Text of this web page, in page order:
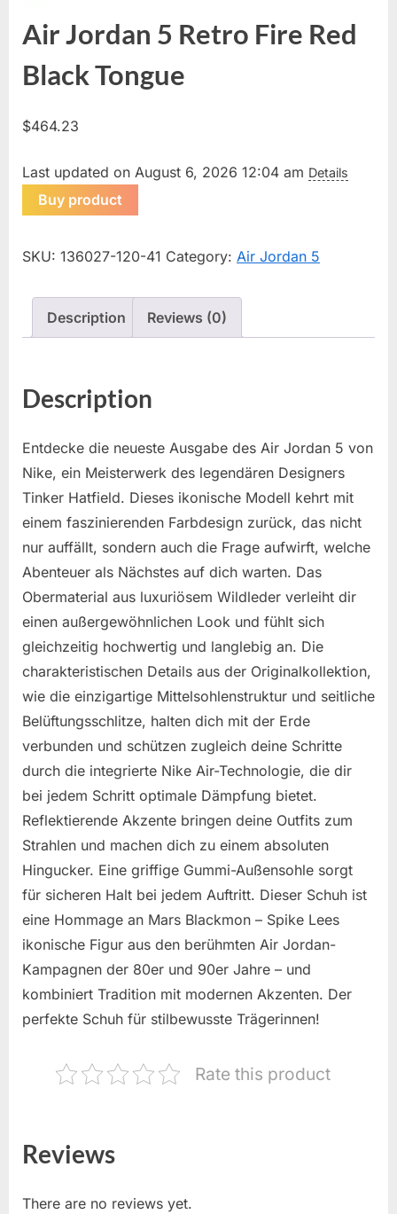
Air Jordan 5 Retro Fire Red
Black Tongue
$464.23
Last updated on August 6, 2026 12:04 am Details
Buy product
SKU: 136027-120-41 Category: Air Jordan 5
Description Reviews (0)
Description
Entdecke die neueste Ausgabe des Air Jordan 5 von
Nike, ein Meisterwerk des legendären Designers
Tinker Hatfield. Dieses ikonische Modell kehrt mit
einem faszinierenden Farbdesign zurück, das nicht
nur auffällt, sondern auch die Frage aufwirft, welche
Abenteuer als Nächstes auf dich warten. Das
Obermaterial aus luxuriösem Wildleder verleiht dir
einen außergewöhnlichen Look und fühlt sich
gleichzeitig hochwertig und langlebig an. Die
charakteristischen Details aus der Originalkollektion,
wie die einzigartige Mittelsohlenstruktur und seitliche
Belüftungsschlitze, halten dich mit der Erde
verbunden und schützen zugleich deine Schritte
durch die integrierte Nike Air-Technologie, die dir
bei jedem Schritt optimale Dämpfung bietet.
Reflektierende Akzente bringen deine Outfits zum
Strahlen und machen dich zu einem absoluten
Hingucker. Eine griffige Gummi-Außensohle sorgt
für sicheren Halt bei jedem Auftritt. Dieser Schuh ist
eine Hommage an Mars Blackmon – Spike Lees
ikonische Figur aus den berühmten Air Jordan-
Kampagnen der 80er und 90er Jahre – und
kombiniert Tradition mit modernen Akzenten. Der
perfekte Schuh für stilbewusste Trägerinnen!
Rate this product
Reviews
There are no reviews yet.